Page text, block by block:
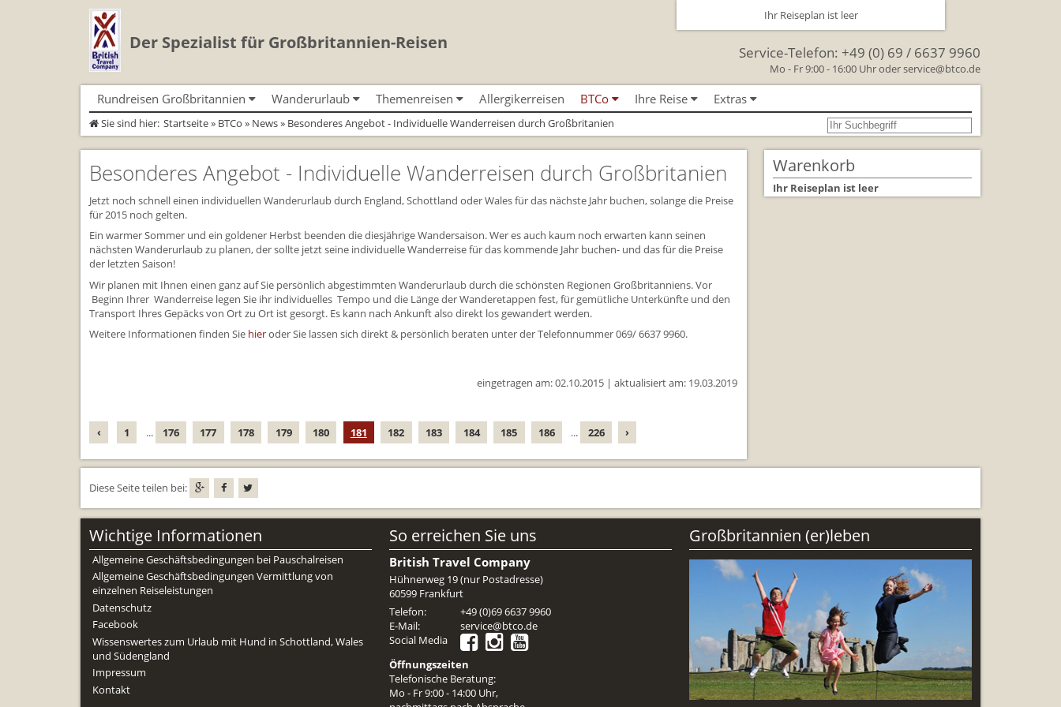
Der Spezialist für Großbritannien-Reisen Service-Telefon: +49 (0) 69 / 6637 9960
Mo - Fr 9:00 - 16:00 Uhr oderservice@btco.de
Rundreisen Großbritannien
Autorundreisen
Herzlich Willkommen
Schottland
Wales
Busrundreisen
Cornwall
England
Schottland
Wales
Minibustouren
Reisen durch England und Wales
per Minibus
Reisen durch Schottland per
Wanderurlaub
Geführte Wandertouren
Wandern in Cornwall
Wandern in England
Wandern in Schottland
Wandern in Wales
Individualtouren
Wandern in Cornwall (South West
Coast Path)
Wandern in England
Wandern in Schottland
Themenreisen
Classic-Car-Reise durch Südengland
Für Outlander‑Fans: inspiriert durch die
Gartenreisen England
Großbritannientouren für Alleinreisende
Reisen mit Hund
Rosamunde Pilcher Reisen durch Cornwall
Unsere Familienreisen
Whiskyreisen Schottland
Allergikerreisen BTCo
BTCo Überblick
News
Kontakt
Feedback
Ihre Reise
Anreise nach Großbritannien
Bezahlung Ihrer Großbritannien Reise
Checkliste
Großbritannien Urlaub mit Hund
BTCo
Individuelle Familienreisen in Großbritannien
Links
Reiseunterlagen
Unterkünfte
Extras
Urlaub in Großbritannien
Versicherungsschutz
Sie sind hier: Startseite» BTCo » News» Besonderes Angebot - Individuelle Wanderreisen durch Großbritanien
Ihr Reiseplan ist leer
Besonderes Angebot - Individuelle Wanderreisen durch Großbritanien
Jetzt noch schnell einen individuellen Wanderurlaub durch England, Schottland oder Wales für das nächste Jahr buchen, solange die Preise
für 2015 noch gelten.
Ein warmer Sommer und ein goldener Herbst beenden die diesjährige Wandersaison. Wer es auch kaum noch erwarten kann seinen
nächsten Wanderurlaub zu planen, der sollte jetzt seine individuelle Wanderreise für das kommende Jahr buchen- und das für die Preise
der letzten Saison!
Wir planen mit Ihnen einen ganz auf Sie persönlich abgestimmten Wanderurlaub durch die schönsten Regionen Großbritanniens. Vor
Beginn Ihrer Wanderreise legen Sie ihr individuelles Tempo und die Länge der Wanderetappen fest, für gemütliche Unterkünfte und den
Transport Ihres Gepäcks von Ort zu Ort ist gesorgt. Es kann nach Ankunft also direkt los gewandert werden.
Weitere Informationen finden Sie hieroder Sie lassen sich direkt & persönlich beraten unter der Telefonnummer 069/ 6637 9960.
eingetragen am: 02.10.2015 | aktualisiert am: 19.03.2019
‹ 1 ... 176 177 178 179 180 181 182 183 184 185 186 ... 226 ›
Warenkorb
Ihr Reiseplan ist leer
Diese Seite teilen bei:
Wichtige Informationen
Allgemeine Geschäftsbedingungen bei Pauschalreisen
Allgemeine Geschäftsbedingungen Vermittlung von
einzelnen Reiseleistungen
Datenschutz
Facebook
Wissenswertes zum Urlaub mit Hund in Schottland, Wales
und Südengland
Impressum
Kontakt
So erreichen Sie uns
British Travel Company
Hühnerweg 19 (nur Postadresse)
60599 Frankfurt
Telefon:
+49 (0)69 6637 9960
E-Mail:
service@btco.de
Social Media
Öffnungszeiten
Telefonische Beratung:
Mo - Fr 9:00 - 14:00 Uhr,
Großbritannien (er)leben